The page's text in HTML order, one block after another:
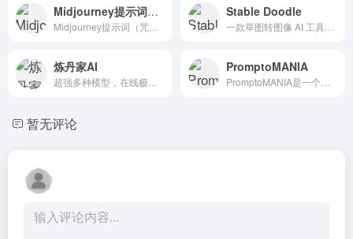
Midjourney提示词（咒语）生成器 Stable Doodle
炼丹家AI PromptoMANIA
暂无评论